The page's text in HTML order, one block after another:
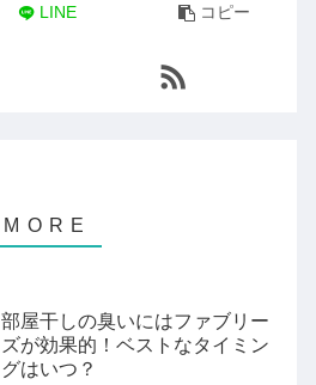
LINE コピー
部屋干しの臭いにはファブリー
ズが効果的！ベストなタイミン
グはいつ？